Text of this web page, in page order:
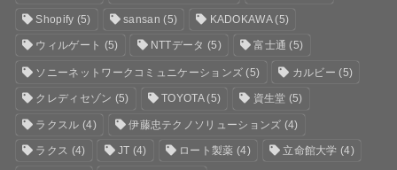
Shopify (5) sansan (5) KADOKAWA(5)
ウィルゲート (5) NTTデータ (5) 富士通 (5)
ソニーネットワークコミュニケーションズ (5) カルビー (5)
クレディセゾン (5) TOYOTA(5) 資生堂 (5)
ラクスル (4) 伊藤忠テクノソリューションズ (4)
ラクス (4) JT (4) ロート製薬 (4) 立命館大学 (4)